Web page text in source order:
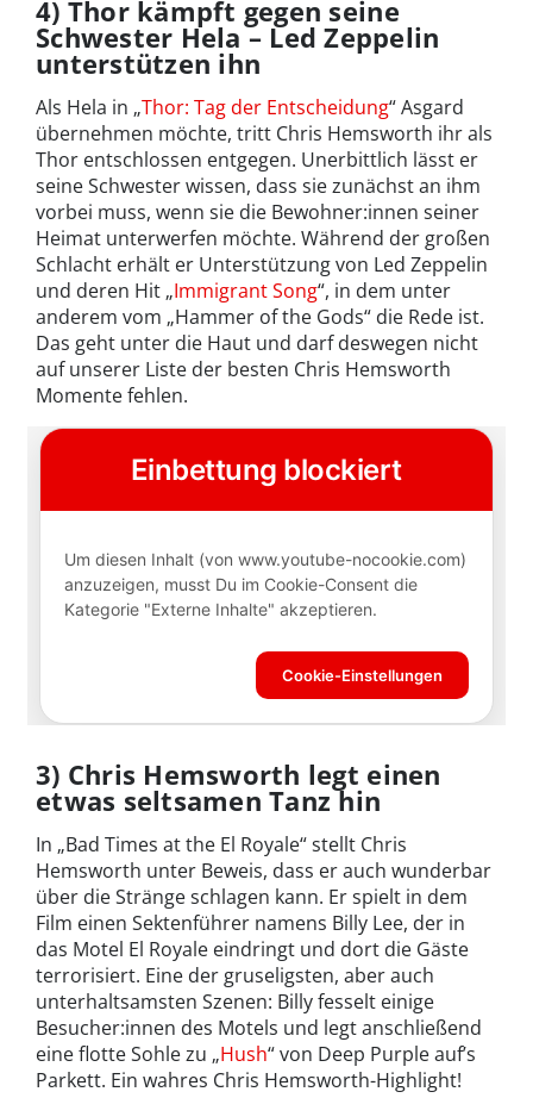
4) Thor kämpft gegen seine
Schwester Hela – Led Zeppelin
unterstützen ihn
Als Hela in „Thor: Tag der Entscheidung“ Asgard
übernehmen möchte, tritt Chris Hemsworth ihr als
Thor entschlossen entgegen. Unerbittlich lässt er
seine Schwester wissen, dass sie zunächst an ihm
vorbei muss, wenn sie die Bewohner:innen seiner
Heimat unterwerfen möchte. Während der großen
Schlacht erhält er Unterstützung von Led Zeppelin
und deren Hit „Immigrant Song“, in dem unter
anderem vom „Hammer of the Gods“ die Rede ist.
Das geht unter die Haut und darf deswegen nicht
auf unserer Liste der besten Chris Hemsworth
Momente fehlen.
3) Chris Hemsworth legt einen
etwas seltsamen Tanz hin
In „Bad Times at the El Royale“ stellt Chris
Hemsworth unter Beweis, dass er auch wunderbar
über die Stränge schlagen kann. Er spielt in dem
Film einen Sektenführer namens Billy Lee, der in
das Motel El Royale eindringt und dort die Gäste
terrorisiert. Eine der gruseligsten, aber auch
unterhaltsamsten Szenen: Billy fesselt einige
Besucher:innen des Motels und legt anschließend
eine flotte Sohle zu „Hush“ von Deep Purple auf’s
Parkett. Ein wahres Chris Hemsworth-Highlight!